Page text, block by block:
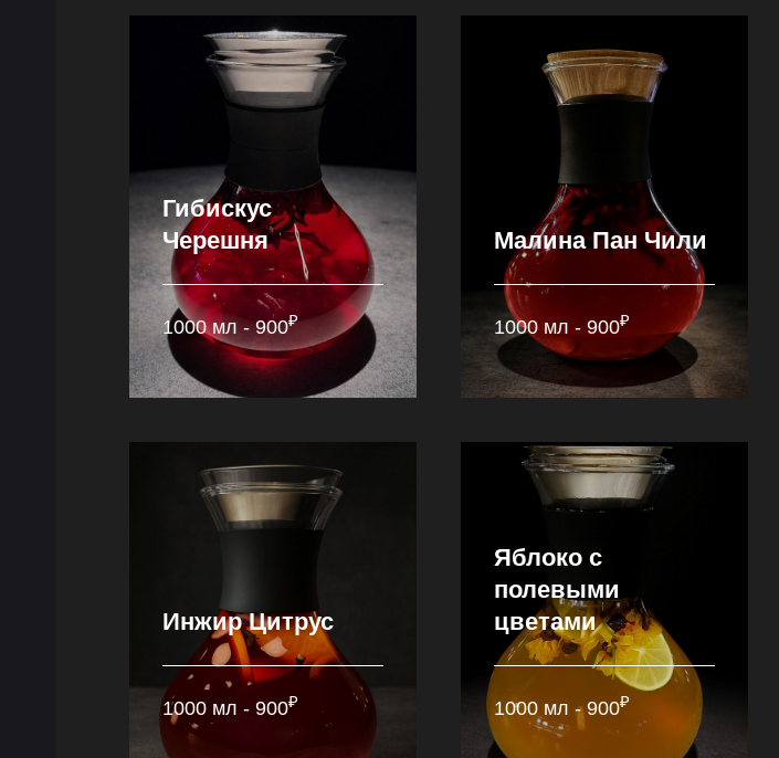
Гибискус
Черешня
1000 мл - 900₽
Малина Пан Чили
1000 мл - 900₽
Инжир Цитрус
1000 мл - 900₽
Яблоко с
полевыми
цветами
1000 мл - 900₽